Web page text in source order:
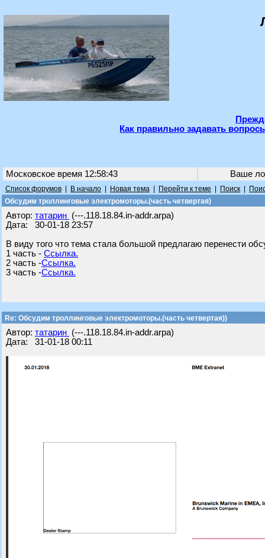
Как правильно задавать
Московское время 12:58:43 Ваше
Список форумов В начало Новая тема Перейти к теме Поиск
Обсудим троллинговые электромоторы.(часть четвертая)
Автор: татарин (---.118.18.84.in-addr.arpa)
Дата: 30-01-18 23:57
В виду того что тема стала большой предлагаю перенести
1 часть - Ссылка.
2 часть -Ссылка.
3 часть -Ссылка.
Re: Обсудим троллинговые электромоторы.(часть четвертая))
Автор: татарин (---.118.18.84.in-addr.arpa)
Дата: 31-01-18 00:11